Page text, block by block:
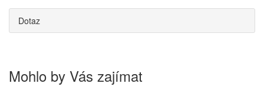
Dotaz
Mohlo by Vás zajímat